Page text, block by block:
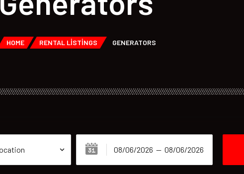
HOME RENTAL LISTINGS GENERATORS